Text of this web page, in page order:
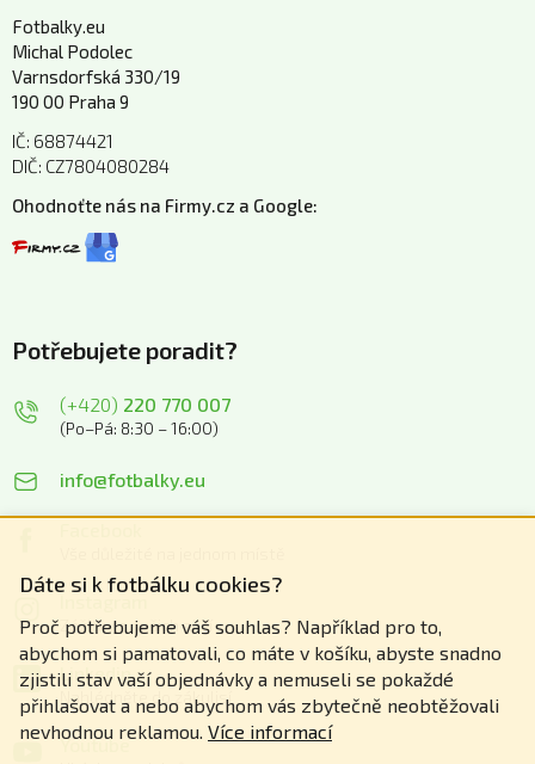
Dáte si k fotbálku cookies?
Proč potřebujeme váš souhlas? Například pro to,
abychom si pamatovali, co máte v košíku, abyste snadno
zjistili stav vaší objednávky a nemuseli se pokaždé
přihlašovat a nebo abychom vás zbytečně neobtěžovali
nevhodnou reklamou. Více informací
Fotbalky.eu
Michal Podolec
Varnsdorfská 330/19
190 00 Praha 9
IČ: 68874421
DIČ: CZ7804080284
Ohodnoťte nás na Firmy.cz a Google:
Potřebujete poradit?
(+420) 220 770 007
(Po–Pá: 8:30 – 16:00)
info@fotbalky.eu
Zážitky z našich akcí
Linkedin
Nahlédněte do zákulisí
Youtube